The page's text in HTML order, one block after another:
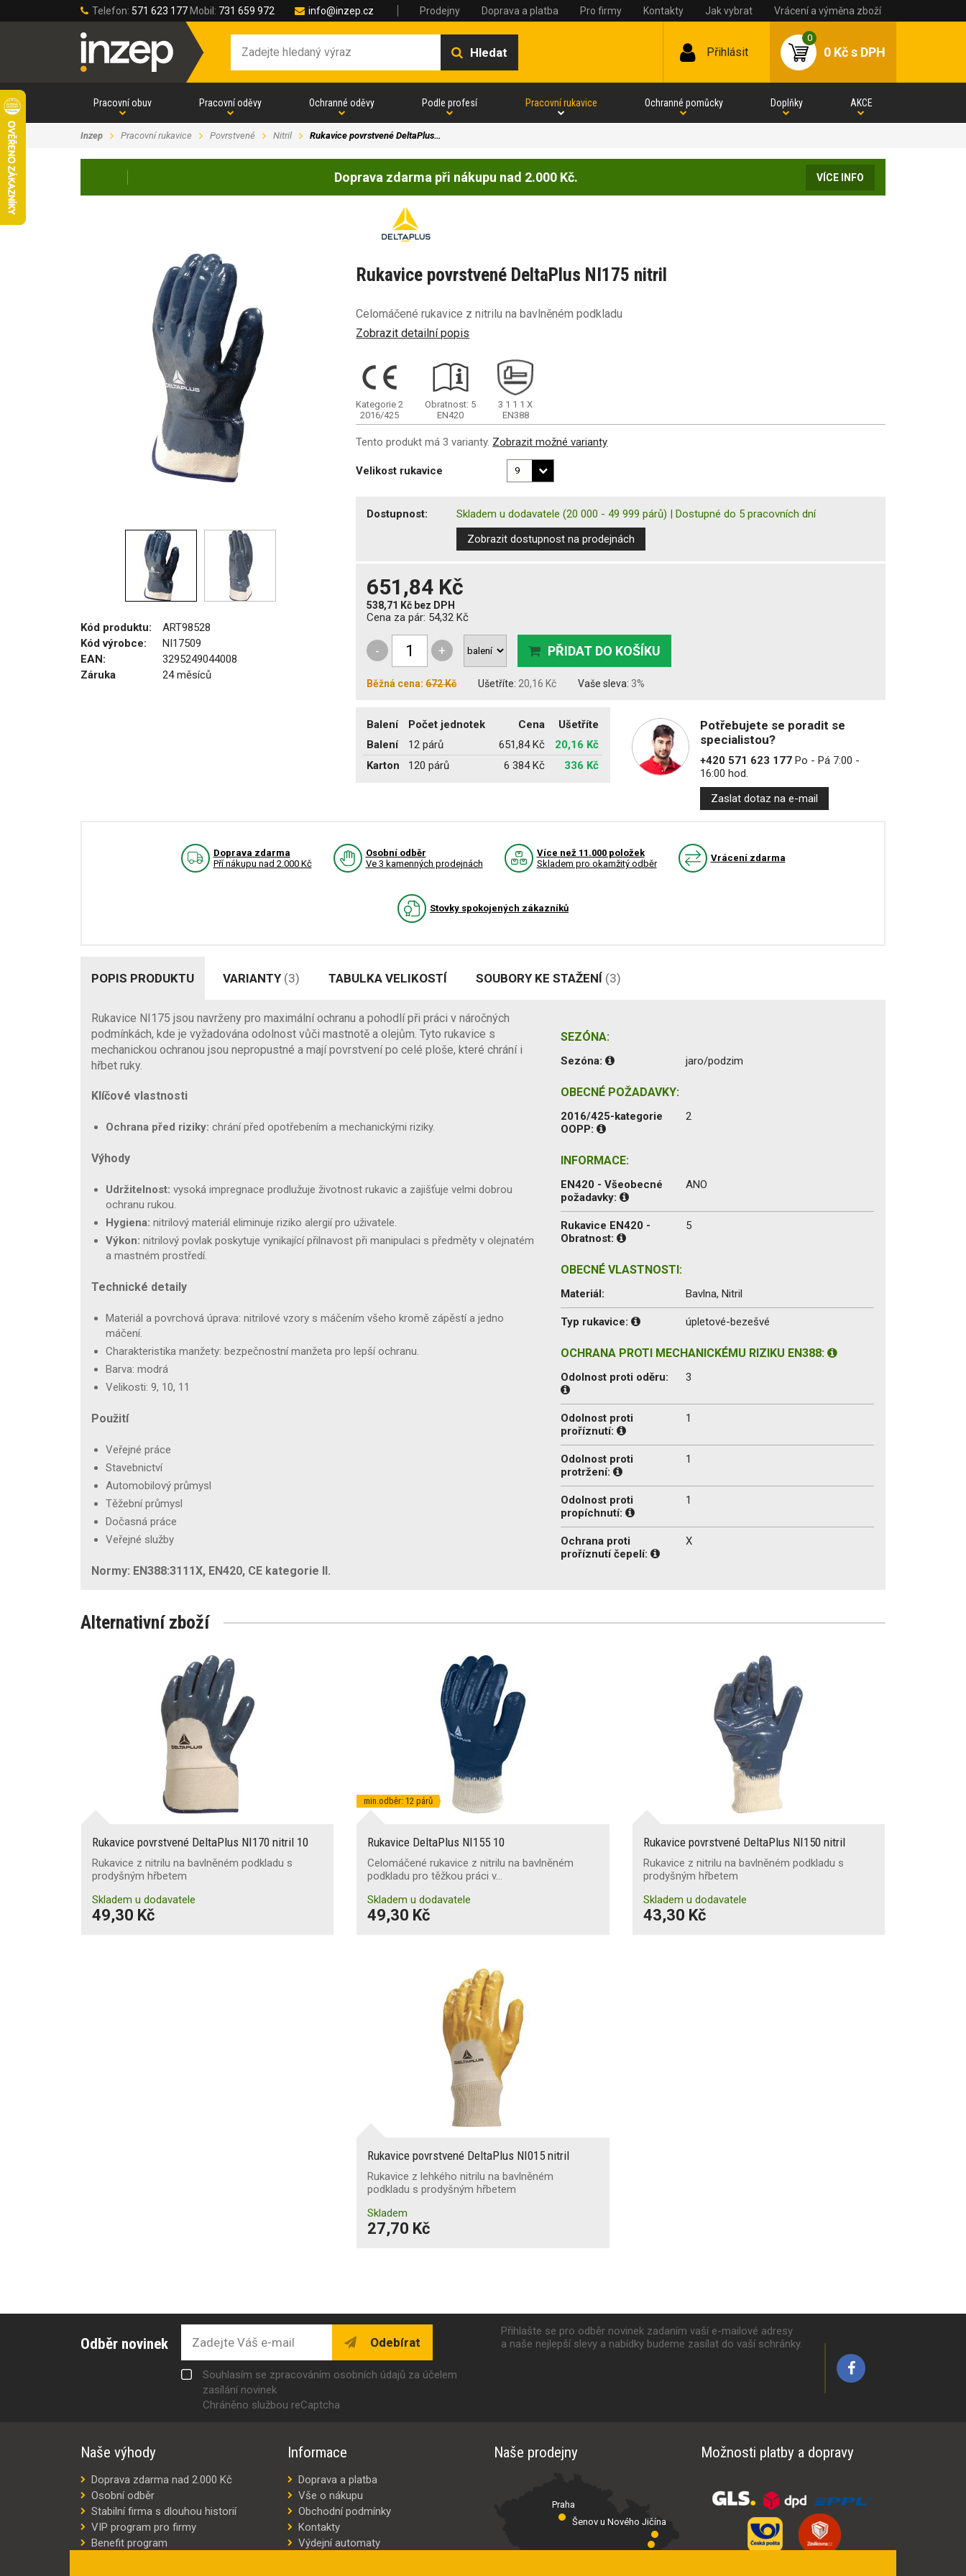
Telefon: 571 623 177 Mobil: 731 659 972 info@inzep.cz Prodejny Doprava a platba Pro firmy Kontakty Jak vybrat Vrácení a výměna zboží
Hledat Přihlásit
0
0 Kčs DPH
Pracovní obuv Pracovní oděvy Ochranné oděvy Podle profesí Pracovní rukavice Ochranné pomůcky Doplňky AKCE
Inzep Pracovní rukavice Povrstvené Nitril Rukavice povrstvené DeltaPlus…
Doprava zdarma při nákupu nad 2.000 Kč. VÍCE INFO
Kód produktu:
ART98528
Kód výrobce:
NI17509
EAN:
3295249044008
Záruka
24 měsíců
Rukavice povrstvené DeltaPlus NI175 nitril
Celomáčené rukavice z nitrilu na bavlněném podkladu
Zobrazit detailní popis
Kategorie 2
2016/425
Obratnost: 5
EN420
3 1 1 1X
EN388
Tento produkt má 3 varianty. Zobrazit možné varianty
Velikost rukavice
Dostupnost: Skladem u dodavatele (20 000 - 49 999 párů) |Dostupné do 5 pracovních dní
Zobrazit dostupnost na prodejnách
651,84 Kč
538,71 Kč bez DPH
Cena za pár: 54,32 Kč
- + PŘIDAT DO KOŠÍKU
Běžná cena:672 Kč Ušetříte: 20,16 Kč Vaše sleva: 3%
Balení Počet jednotek Cena
Ušetříte
Balení
12 párů 651,84 Kč
20,16 Kč
Karton
120 párů 6 384 Kč 336 Kč
Potřebujete se poradit se
specialistou?
+420 571 623 177Po - Pá 7:00 -
16:00 hod.
Zaslat dotaz na e-mail
Doprava zdarma
Pří nákupu nad 2.000 Kč
Osobní odběr
Ve 3 kamenných prodejnách
Více než 11.000 položek
Skladem pro okamžitý odběr
Vrácení zdarma
Stovky spokojených zákazníků
POPIS PRODUKTU VARIANTY (3) TABULKA VELIKOSTÍ SOUBORY KE STAŽENÍ (3)
Rukavice NI175 jsou navrženy pro maximální ochranu a pohodlí při práci v náročných
podmínkách, kde je vyžadována odolnost vůči mastnotě a olejům. Tyto rukavice s
mechanickou ochranou jsou nepropustné a mají povrstvení po celé ploše, které chrání i
hřbet ruky.
Klíčové vlastnosti
Ochrana před riziky: chrání před opotřebením a mechanickými riziky.
Výhody
Udržitelnost: vysoká impregnace prodlužuje životnost rukavic a zajišťuje velmi dobrou
ochranu rukou.
Hygiena: nitrilový materiál eliminuje riziko alergií pro uživatele.
Výkon: nitrilový povlak poskytuje vynikající přilnavost při manipulaci s předměty v olejnatém
a mastném prostředí.
Technické detaily
Materiál a povrchová úprava: nitrilové vzory s máčením všeho kromě zápěstí a jedno
máčení.
Charakteristika manžety: bezpečnostní manžeta pro lepší ochranu.
Barva: modrá
Velikosti: 9, 10, 11
Použití
Veřejné práce
Stavebnictví
Automobilový průmysl
Těžební průmysl
Dočasná práce
Veřejné služby
Normy: EN388:3111X, EN420, CE kategorie II.
SEZÓNA:
Sezóna: jaro/podzim
OBECNÉ POŽADAVKY:
2016/425-kategorie
OOPP:
2
INFORMACE:
EN420 - Všeobecné
požadavky:
ANO
Rukavice EN420 -
Obratnost:
5
OBECNÉ VLASTNOSTI:
Materiál: Bavlna, Nitril
Typ rukavice: úpletové-bezešvé
OCHRANA PROTI MECHANICKÉMU RIZIKU EN388:
Odolnost proti oděru: 3
Odolnost proti
proříznutí:
1
Odolnost proti
protržení:
1
Odolnost proti
propíchnutí:
1
Ochrana proti
proříznutí čepelí:
X
Alternativní zboží
Rukavice povrstvené DeltaPlus NI170 nitril 10
Rukavice z nitrilu na bavlněném podkladu s
prodyšným hřbetem
Skladem u dodavatele
49,30 Kč
min.odběr: 12 párů
Rukavice DeltaPlus NI155 10
Celomáčené rukavice z nitrilu na bavlněném
podkladu pro těžkou práci v…
Skladem u dodavatele
49,30 Kč
Rukavice povrstvené DeltaPlus NI150 nitril
Rukavice z nitrilu na bavlněném podkladu s
prodyšným hřbetem
Skladem u dodavatele
43,30 Kč
Rukavice povrstvené DeltaPlus NI015 nitril
Rukavice z lehkého nitrilu na bavlněném
podkladu s prodyšným hřbetem
Skladem
27,70 Kč
Odběr novinek Odebírat
Souhlasím se zpracováním osobních údajů za účelem
zasílání novinek
Chráněno službou reCaptcha
Přihlašte se pro odběr novinek zadaním vaší e-mailové adresy
a naše nejlepší slevy a nabídky budeme zasílat do vaší schránky.
Naše výhody
Doprava zdarma nad 2.000 Kč
Osobní odběr
Stabilní firma s dlouhou historií
VIP program pro firmy
Benefit program
Informace
Doprava a platba
Vše o nákupu
Obchodní podmínky
Kontakty
Výdejní automaty
Naše prodejny
Praha
Šenov u Nového Jičína
Možnosti platby a dopravy